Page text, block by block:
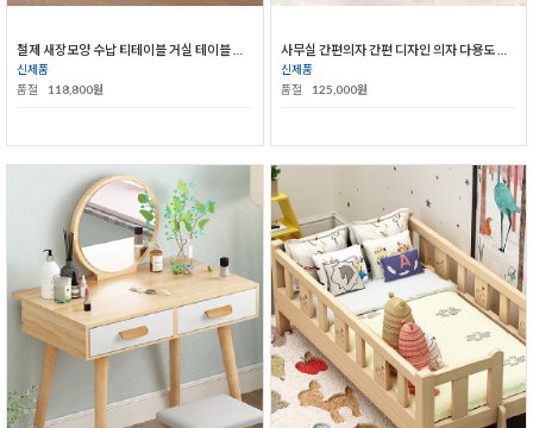
신제품
품절
118,800원
신제품
품절
125,000원